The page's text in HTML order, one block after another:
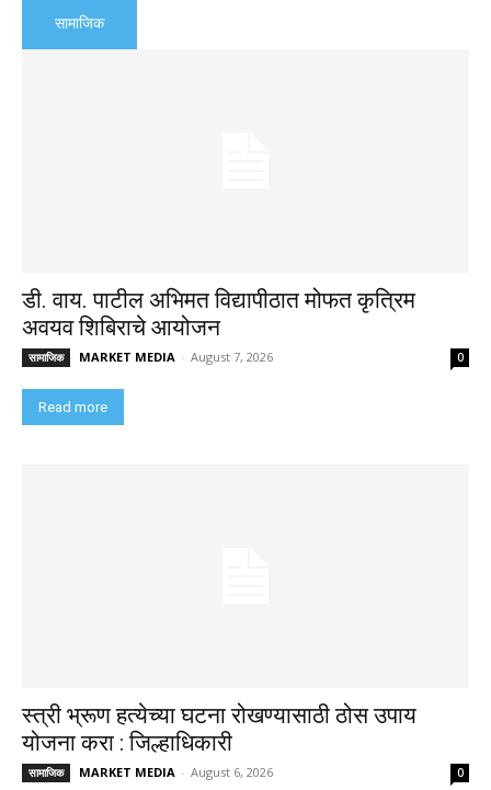
सामाजिक
डी. वाय. पाटील अभिमत विद्यापीठात मोफत कृत्रिम
अवयव शिबिराचे आयोजन
सामाजिक MARKET MEDIA - August 7, 2026 0
Read more
स्त्री भ्रूण हत्येच्या घटना रोखण्यासाठी ठोस उपाय
योजना करा : जिल्हाधिकारी
सामाजिक MARKET MEDIA - August 6, 2026 0